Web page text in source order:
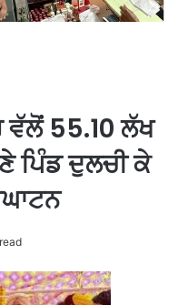
ਵੱਲੋਂ 55.10 ਲੱਖ
ਪਿੰਡ ਦੁਲਚੀ ਕੇ